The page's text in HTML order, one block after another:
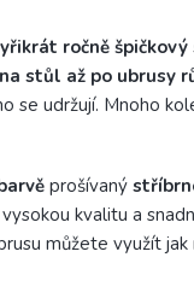
ročně
stůl až po ubrusy
se udržují. Mnoho
prošívaný
kvalitu a
můžete využít jak